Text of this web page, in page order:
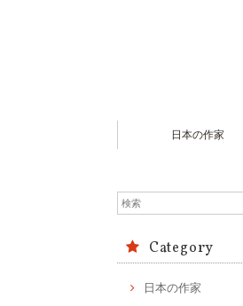
日本の作家
Category
日本の作家